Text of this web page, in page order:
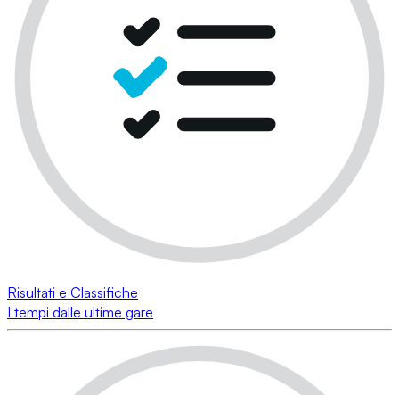
Risultati e Classifiche
I tempi dalle ultime gare